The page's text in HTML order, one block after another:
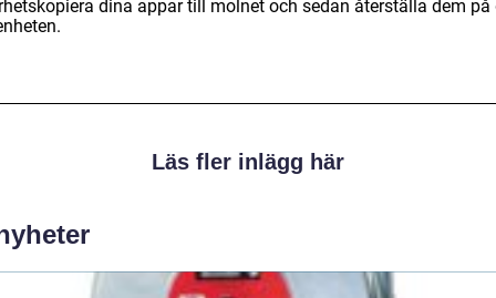
dina appar till molnet och sedan återställa dem på
Läs fler inlägg här